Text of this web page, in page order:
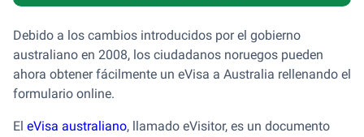
Debido a los cambios introducidos por el gobierno
australiano en 2008, los ciudadanos noruegos pueden
ahora obtener fácilmente un eVisa a Australia rellenando el
formulario online.
El eVisa australiano, llamado eVisitor, es un documento